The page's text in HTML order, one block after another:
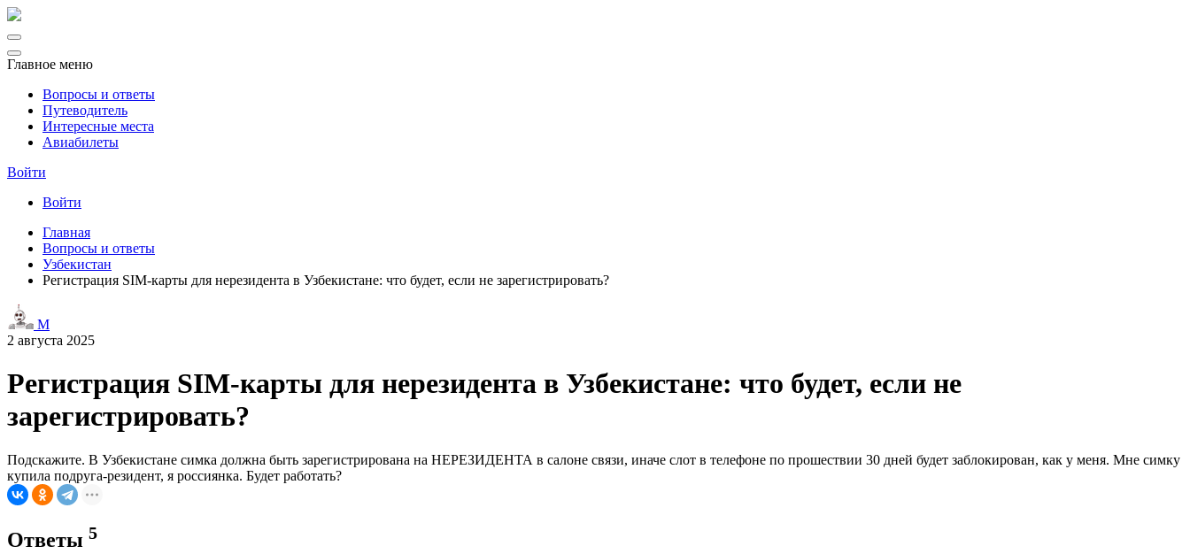
Главное меню
Вопросы и ответы
Путеводитель
Интересные места
Авиабилеты
Войти
Войти
Главная
Вопросы и ответы
Узбекистан
Регистрация SIM-карты для нерезидента в Узбекистане: что будет, если не зарегистрировать?
M
2 августа 2025
Регистрация SIM-карты для нерезидента в Узбекистане: что будет, если не
зарегистрировать?
Подскажите. В Узбекистане симка должна быть зарегистрирована на НЕРЕЗИДЕНТА в салоне связи, иначе слот в телефоне по прошествии 30 дней будет заблокирован, как у меня. Мне симку
купила подруга-резидент, я россиянка. Будет работать?
Ответы 5